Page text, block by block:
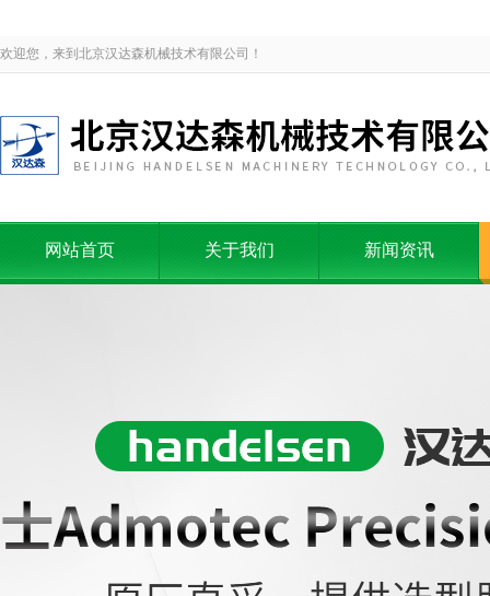
欢迎您，来到北京汉达森机械技术有限公司！
网站首页 关于我们 新闻资讯